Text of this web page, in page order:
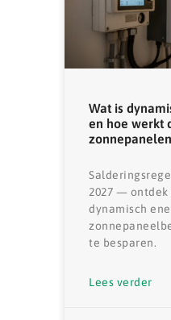
Wat is
en hoe werkt
2027 — ontdek
dynamisch
te besparen.
Lees verder